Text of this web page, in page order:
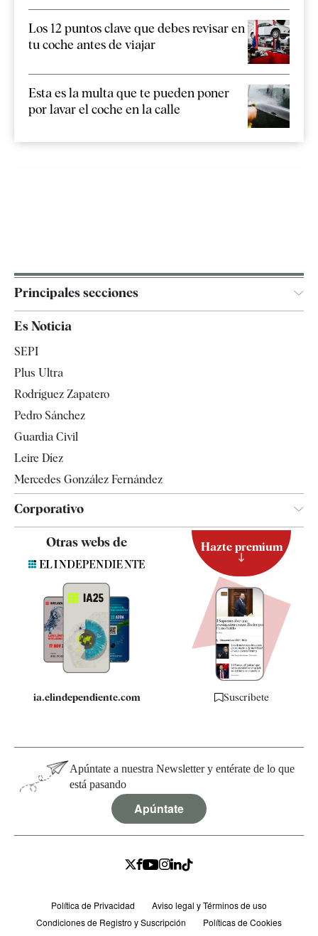
Los 12 puntos clave que debes revisar en
tu coche antes de viajar
Esta es la multa que te pueden poner
por lavar el coche en la calle
Principales secciones
España
Televisión
Es Noticia
SEPI
Plus Ultra
Rodríguez Zapatero
Pedro Sánchez
Guardia Civil
Leire Díez
Mercedes González Fernández
Corporativo
Contacto
Quiénes somos
Especificaciones
Otras webs de
ia.elindependiente.com
Hazte premium
Suscríbete
Apúntate a nuestra Newsletter y entérate de lo que
está pasando
Apúntate
Política de Privacidad
Aviso legal y Términos de uso
Condiciones de Registro y Suscripción
Políticas de Cookies